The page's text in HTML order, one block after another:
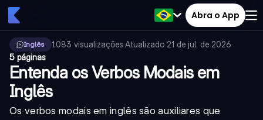
Abra o App
Inglês 1.083 visualizações·Atualizado 21 de jul. de 2026·
5 páginas
Entenda os Verbos Modais em
Inglês
Os verbos modais em inglês são auxiliares que